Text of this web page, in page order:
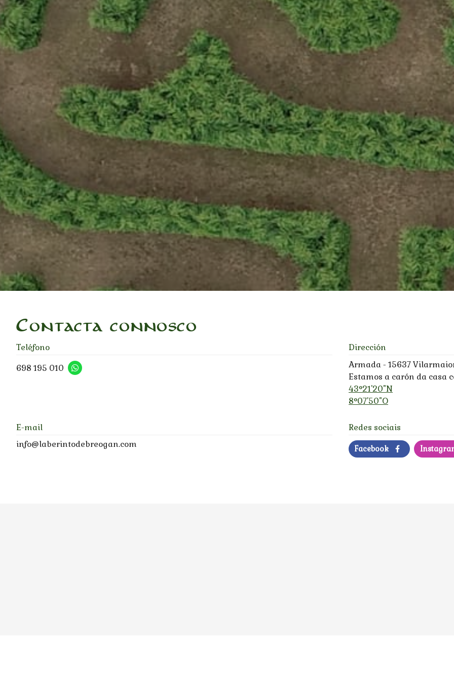
Contacta connosco
Teléfono
698 195 010
Dirección
Armada - 15637
Estamos a carón da casa
43°21'20"N
8°07'50"O
E-mail
info@laberintodebreogan.com
Redes sociais
Facebook